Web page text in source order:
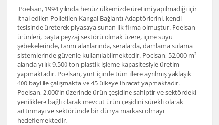
Poelsan, 1994 yılında henüz ülkemizde üretimi yapılmadığı için
ithal edilen Polietilen Kangal Bağlantı Adaptörlerini, kendi
tesisinde üreterek piyasaya sunan ilk firma olmuştur. Poelsan
ürünleri, başta peyzaj sektörü olmak üzere, içme suyu
şebekelerinde, tarım alanlarında, seralarda, damlama sulama
sistemlerinde güvenle kullanılabilmektedir. Poelsan, 52.000 m²
alanda yıllık 9.500 ton plastik işleme kapasitesiyle üretim
yapmaktadır. Poelsan, yurt içinde tüm illere ayrılmış yaklaşık
400 bayi ile çalışmakta ve 45 ülkeye ihracat yapmaktadır.
Poelsan, 2.000’in üzerinde ürün çeşidine sahiptir ve sektördeki
yeniliklere bağlı olarak mevcut ürün çeşidini sürekli olarak
arttırmayı ve sektöründe bir dünya markası olmayı
hedeflemektedir.